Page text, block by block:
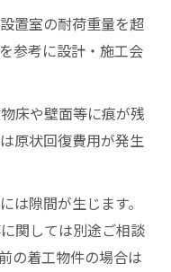
置室の耐荷重量を超
参考に設計・施工会
床や壁面等に痕が残
原状回復費用が発生
は隙間が生じます。
関しては別途ご相談
の着工物件の場合は